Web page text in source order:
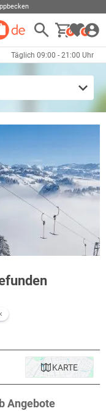
0 0
Täglich 09:00 - 21:00 Uhr
KARTE
Angebote